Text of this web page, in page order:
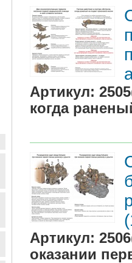
Артикул:
когда
Артикул:
оказании